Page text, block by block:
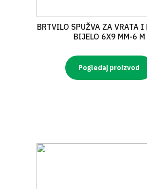
BRTVILO SPUŽVA ZA VRATA I
BIJELO 6X9 MM-6 M
Pogledaj proizvod